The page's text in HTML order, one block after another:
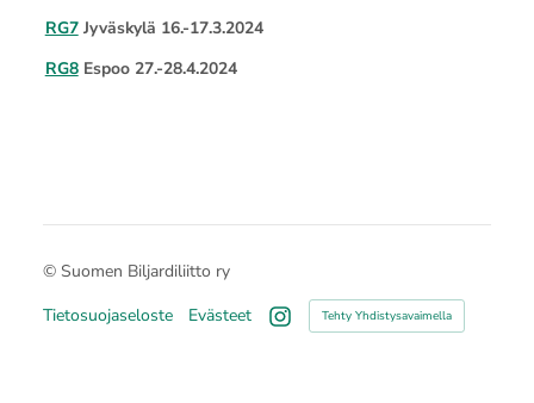
RG7Jyväskylä 16.-17.3.2024
RG8Espoo 27.-28.4.2024
© Suomen Biljardiliitto ry
Tietosuojaseloste
Evästeet
Instagram
Tehty Yhdistysavaimella